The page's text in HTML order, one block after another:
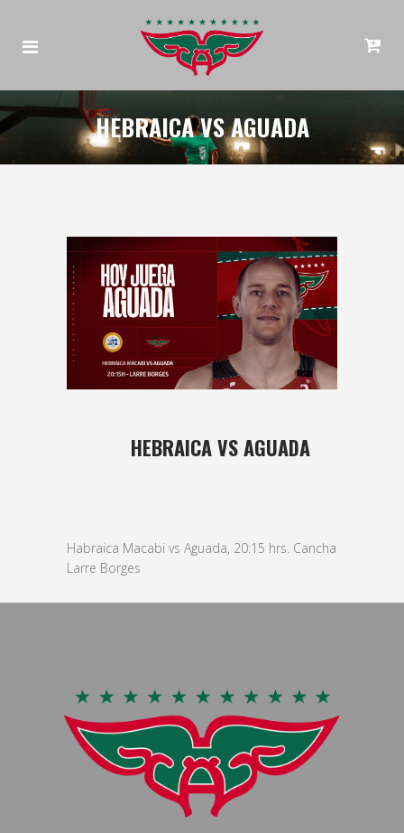
HEBRAICA VS AGUADA
HEBRAICA VS AGUADA
Habraica Macabi vs Aguada, 20:15 hrs. Cancha
Larre Borges